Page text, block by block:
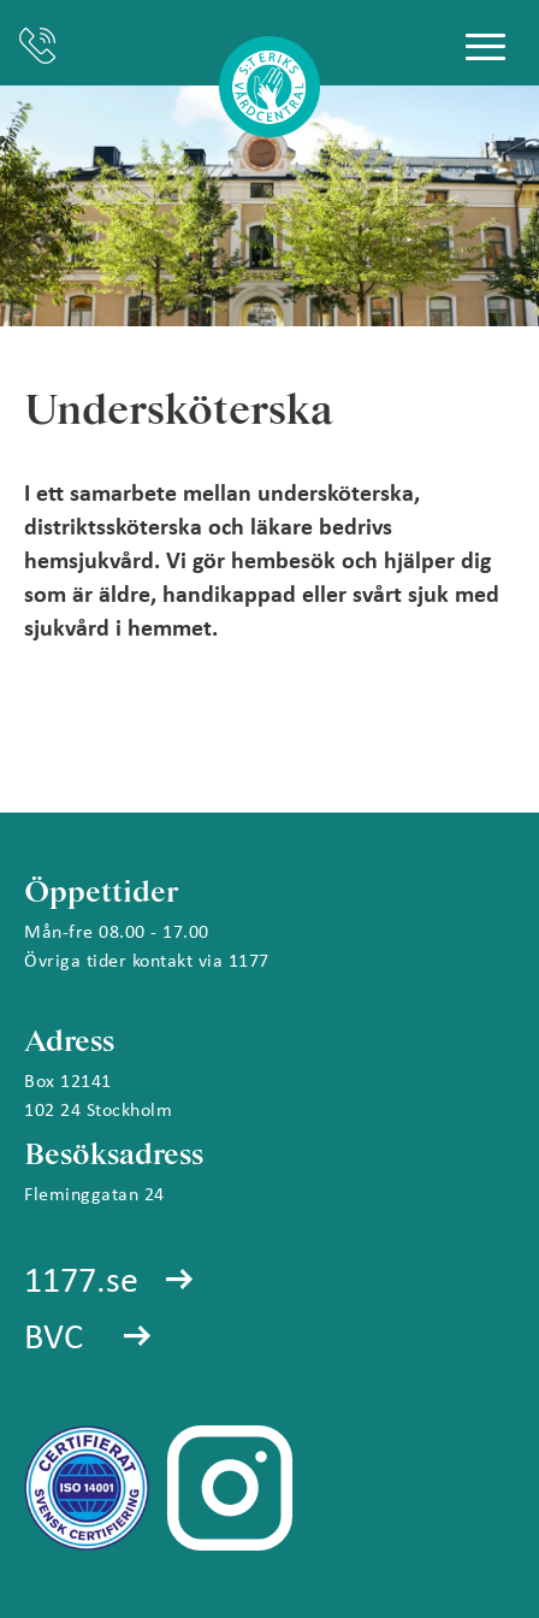
Undersköterska
I ett samarbete mellan undersköterska,
distriktssköterska och läkare bedrivs
hemsjukvård. Vi gör hembesök och hjälper dig
som är äldre, handikappad eller svårt sjuk med
sjukvård i hemmet.
Öppettider
Mån-fre 08.00 - 17.00
Övriga tider kontakt via 1177
Adress
Box 12141
102 24 Stockholm
Besöksadress
Fleminggatan 24
1177.se
BVC